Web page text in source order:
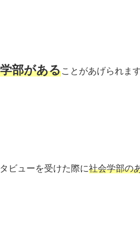
部があることがあげられます
ビューを受けた際に社会学部の